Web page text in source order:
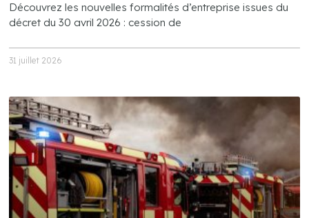
Découvrez les nouvelles formalités d’entreprise issues du
décret du 30 avril 2026 : cession de
31 juillet 2026